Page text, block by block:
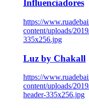
Influenciadores
https://
content/uploads/
335x256.jpg
Luz by Chakall
https://
content/uploads/
header-335x256.jpg